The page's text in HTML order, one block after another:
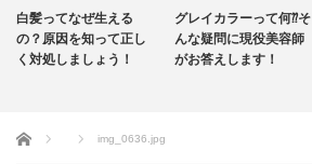
白髪ってなぜ生える
の？原因を知って正し
く対処しましょう！
グレイカラーって何⁇そ
んな疑問に現役美容師
がお答えします！
ホーム img_0636.jpg